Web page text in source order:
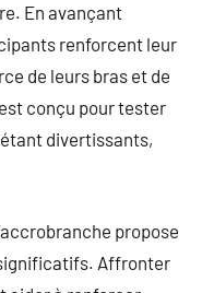
En avançant
renforcent leur
de leurs bras et de
conçu pour tester
divertissants,
propose
Affronter